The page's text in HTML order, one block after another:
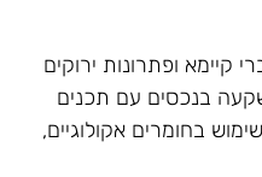
קיימא ופתרונות ירוקים
בנכסים עם תכנים
בחומרים אקולוגיים,